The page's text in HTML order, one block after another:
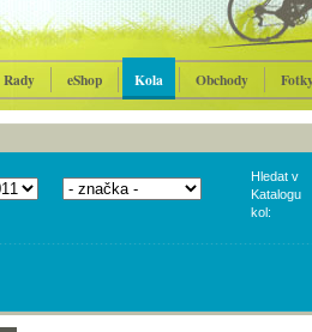
Rady eShop Kola Obchody
Hledat v
Katalogu
kol: